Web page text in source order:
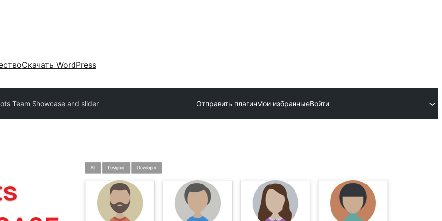
Скачать WordPress
Team Showcase and slider Отправить плагинМои избранныеВойти